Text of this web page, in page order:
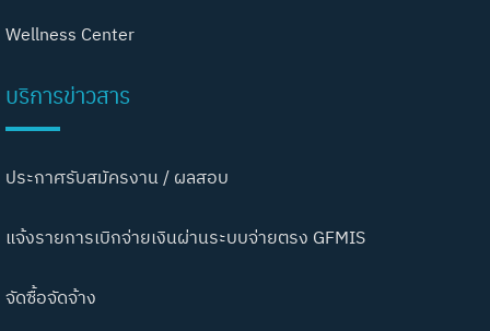
Wellness Center
บริการข่าวสาร
ประกาศรับสมัครงาน / ผลสอบ
แจ้งรายการเบิกจ่ายเงินผ่านระบบจ่ายตรง GFMIS
จัดซื้อจัดจ้าง